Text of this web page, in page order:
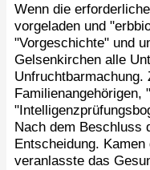
Wenn die
vorgeladen und
"Vorgeschichte" und
Gelsenkirchen alle
Nach dem Beschluss
Entscheidung.
veranlasste das